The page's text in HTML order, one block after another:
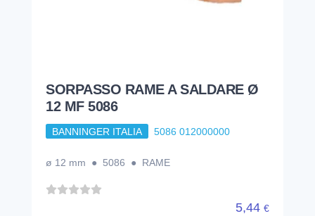
SORPASSO RAME A SALDARE Ø
12 MF 5086
BANNINGER ITALIA 5086 012000000
ø 12 mm ● 5086 ● RAME
5,44 €